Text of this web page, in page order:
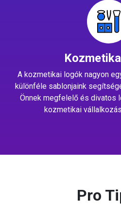
A kozmetikai logók nagyon
különféle sablonjaink
Önnek megfelelő és divatos
kozmetikai
Pro